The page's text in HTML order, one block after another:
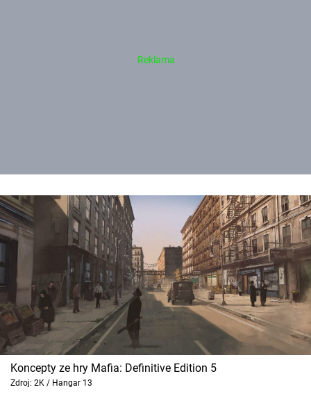
Koncepty ze hry Mafia: Definitive Edition 5
Zdroj: 2K / Hangar 13